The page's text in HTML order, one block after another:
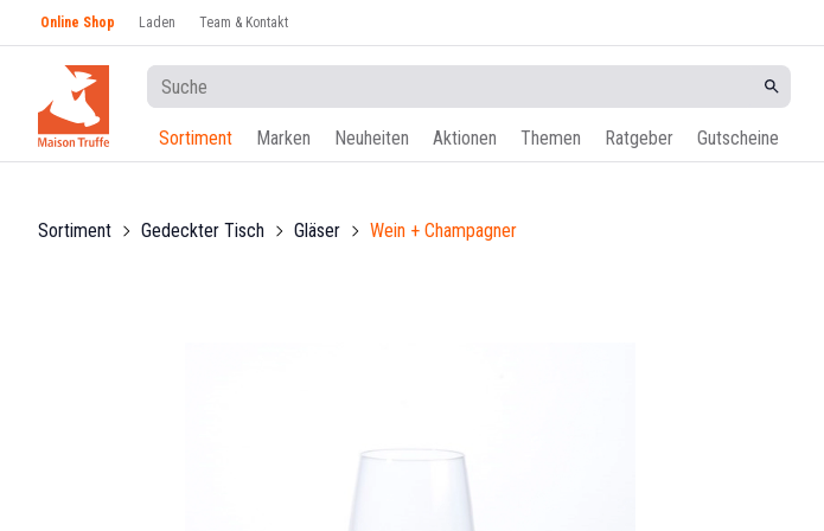
Online Shop Laden Team & Kontakt
Sortiment Marken Neuheiten Aktionen Themen Ratgeber Gutscheine
Sortiment Gedeckter Tisch Gläser Wein + Champagner